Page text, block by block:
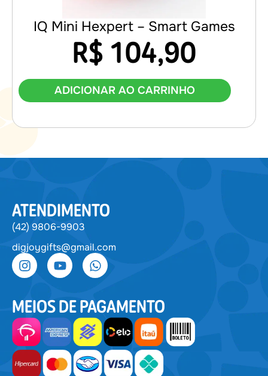
IQ Mini Hexpert – Smart Games
R$ 104,90
ADICIONAR AO CARRINHO
ATENDIMENTO
(42) 9806-9903
digjoygifts@gmail.com
MEIOS DE PAGAMENTO